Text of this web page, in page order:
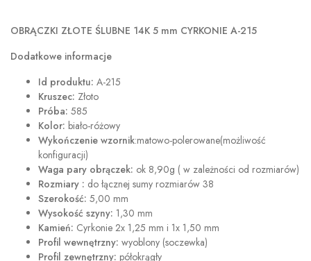
OBRĄCZKI ZŁOTE ŚLUBNE 14K 5 mm CYRKONIE A-215
Dodatkowe informacje
Id produktu: A-215
Kruszec: Złoto
Próba: 585
Kolor: biało-różowy
Wykończenie wzornik:matowo-polerowane(możliwość
konfiguracji)
Waga pary obrączek: ok 8,90g ( w zależności od rozmiarów)
Rozmiary : do łącznej sumy rozmiarów 38
Szerokość: 5,00 mm
Wysokość szyny: 1,30 mm
Kamień: Cyrkonie 2x 1,25 mm i 1x 1,50 mm
Profil wewnętrzny: wyoblony (soczewka)
Profil zewnętrzny: półokrągły